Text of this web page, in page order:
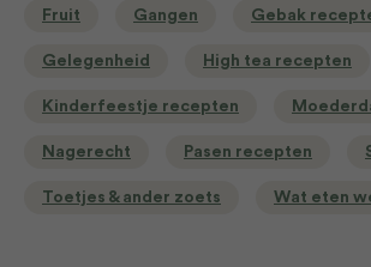
Fruit Gangen Gebak
Gelegenheid High tea recepten
Kinderfeestje recepten
Nagerecht Pasen recepten
Toetjes & ander zoets Wat eten